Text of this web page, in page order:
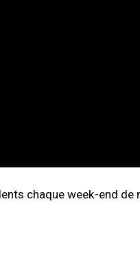
chaque week-end de